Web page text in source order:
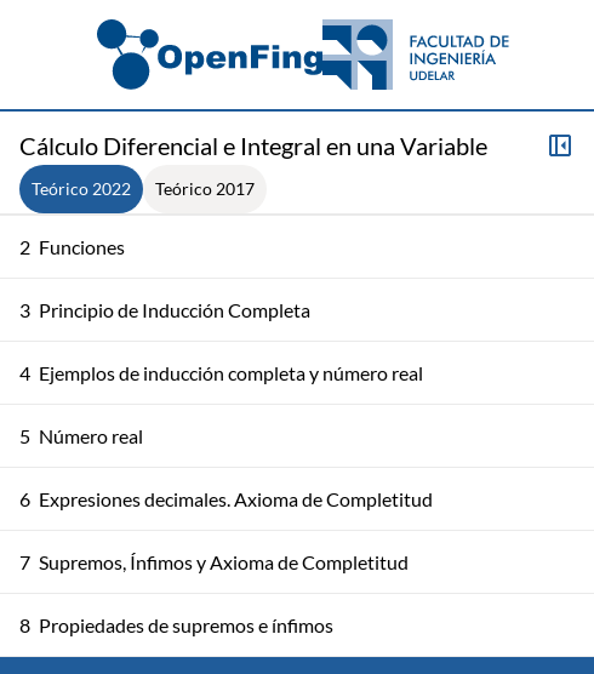
Cálculo Diferencial e Integral en una Variable
Teórico 2022 Teórico 2017
1 Conjuntos y funciones
2 Funciones
3 Principio de Inducción Completa
4 Ejemplos de inducción completa y número real
5 Número real
6 Expresiones decimales. Axioma de Completitud
7 Supremos, Ínfimos y Axioma de Completitud
8 Propiedades de supremos e ínfimos